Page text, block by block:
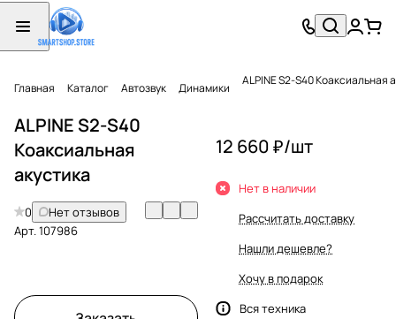
Главная Каталог Автозвук Динамики ALPINE S2-S40 Коаксиальная
ALPINE S2-S40
Коаксиальная
акустика
0
Нет отзывов
Арт.107986
12 660 ₽/шт
Нет в наличии
Рассчитать доставку
Нашли дешевле?
Хочу в подарок
Вся техника